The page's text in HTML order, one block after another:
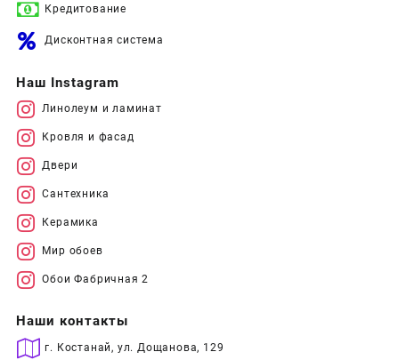
Кредитование
Дисконтная система
Наш Instagram
Линолеум и ламинат
Кровля и фасад
Двери
Сантехника
Керамика
Мир обоев
Обои Фабричная 2
Наши контакты
г. Костанай, ул. Дощанова, 129